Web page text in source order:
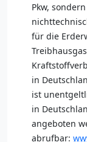
Pkw,
für die
in
ist
in
angeboten
abrufbar: